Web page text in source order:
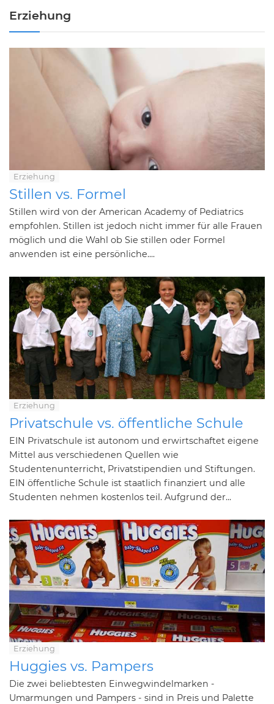
Erziehung
Erziehung
Stillen vs. Formel
Stillen wird von der American Academy of Pediatrics
empfohlen. Stillen ist jedoch nicht immer für alle Frauen
möglich und die Wahl ob Sie stillen oder Formel
anwenden ist eine persönliche....
Erziehung
Privatschule vs. öffentliche Schule
EIN Privatschule ist autonom und erwirtschaftet eigene
Mittel aus verschiedenen Quellen wie
Studentenunterricht, Privatstipendien und Stiftungen.
EIN öffentliche Schule ist staatlich finanziert und alle
Studenten nehmen kostenlos teil. Aufgrund der...
Erziehung
Huggies vs. Pampers
Die zwei beliebtesten Einwegwindelmarken -
Umarmungen und Pampers - sind in Preis und Palette